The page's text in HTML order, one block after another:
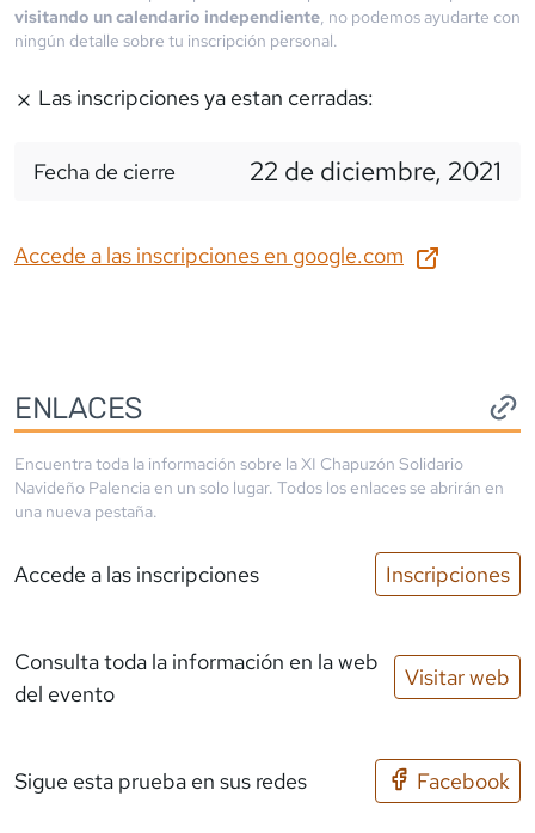
visitando un calendario independiente, no podemos ayudarte con
ningún detalle sobre tu inscripción personal.
Las inscripciones ya estan cerradas:
Fecha de cierre 22 de diciembre, 2021
Accede a las inscripciones en google.com
ENLACES
Encuentra toda la información sobre laXI Chapuzón Solidario
Navideño Palencia en un solo lugar. Todos los enlaces se abrirán en
una nueva pestaña.
Accede a las inscripciones Inscripciones
Consulta toda la información en la web
del evento
Visitar web
Sigue esta prueba en sus redes Facebook